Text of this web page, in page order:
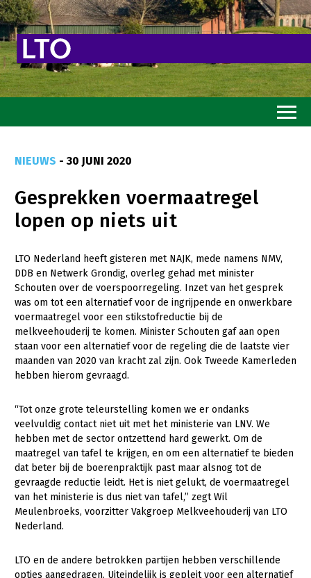
Goed eten
Mooi groen
Sterk ondernemerschap
Transitiepaden
Thema’s
Gezonde planten
Gezonde dieren
Bodem en water
Platteland en omgeving
Mens, ondernemerschap en onderwijs
Internationaal
Sectoren
Biologische Landbouw
NIEUWS - 30 JUNI 2020
Gesprekken voermaatregel
lopen op niets uit
LTO Nederland heeft gisteren met NAJK, mede namens NMV,
DDB en Netwerk Grondig, overleg gehad met minister
Schouten over de voerspoorregeling. Inzet van het gesprek
was om tot een alternatief voor de ingrijpende en onwerkbare
voermaatregel voor een stikstofreductie bij de
melkveehouderij te komen. Minister Schouten gaf aan open
staan voor een alternatief voor de regeling die de laatste vier
maanden van 2020 van kracht zal zijn. Ook Tweede Kamerleden
hebben hierom gevraagd.
“Tot onze grote teleurstelling komen we er ondanks
veelvuldig contact niet uit met het ministerie van LNV. We
hebben met de sector ontzettend hard gewerkt. Om de
maatregel van tafel te krijgen, en om een alternatief te bieden
dat beter bij de boerenpraktijk past maar alsnog tot de
gevraagde reductie leidt. Het is niet gelukt, de voermaatregel
van het ministerie is dus niet van tafel,” zegt Wil
Meulenbroeks, voorzitter Vakgroep Melkveehouderij van LTO
Nederland.
LTO en de andere betrokken partijen hebben verschillende
opties aangedragen. Uiteindelijk is gepleit voor een alternatief